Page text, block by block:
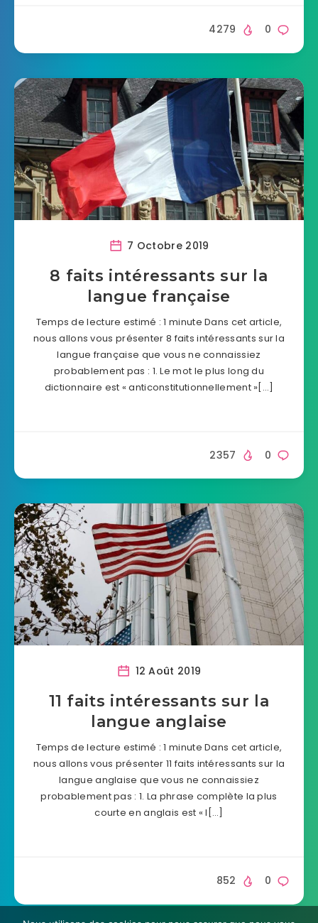
0
4279
7 Octobre 2019
8 faits intéressants sur la
langue française
Temps de lecture estimé : 1 minute Dans cet article,
nous allons vous présenter 8 faits intéressants sur la
langue française que vous ne connaissiez
probablement pas : 1. Le mot le plus long du
dictionnaire est « anticonstitutionnellement »[…]
0
2357
12 Août 2019
11 faits intéressants sur la
langue anglaise
Temps de lecture estimé : 1 minute Dans cet article,
nous allons vous présenter 11 faits intéressants sur la
langue anglaise que vous ne connaissiez
probablement pas : 1. La phrase complète la plus
courte en anglais est « I[…]
0
852